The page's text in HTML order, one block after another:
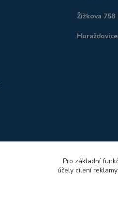
Žižkova 758
Pro základní
účely cílení